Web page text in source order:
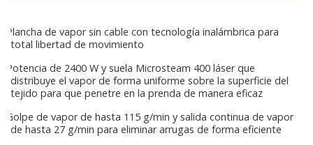
Plancha de vapor sin cable con tecnología inalámbrica para
total libertad de movimiento
Potencia de 2400 W y suela Microsteam 400 láser que
distribuye el vapor de forma uniforme sobre la superficie del
tejido para que penetre en la prenda de manera eficaz
Golpe de vapor de hasta 115 g/min y salida continua de vapor
de hasta 27 g/min para eliminar arrugas de forma eficiente